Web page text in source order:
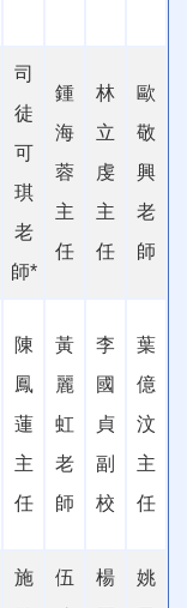
司
徒
可
琪
老
師*
鍾
海
蓉
主
任
林
立
虔
主
任
歐
敬
興
老
師
陳
鳳
蓮
主
任
黃
麗
虹
老
師
李
國
貞
副
校
葉
億
汶
主
任
施
伍
楊
姚